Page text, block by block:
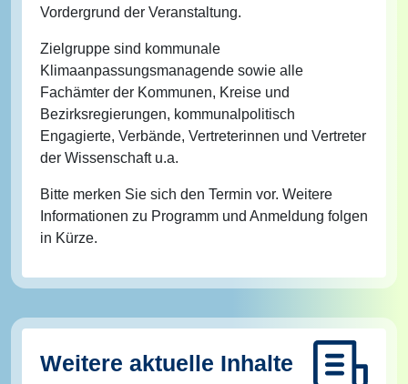
Vordergrund der Veranstaltung.
Zielgruppe sind kommunale
Klimaanpassungsmanagende sowie alle
Fachämter der Kommunen, Kreise und
Bezirksregierungen, kommunalpolitisch
Engagierte, Verbände, Vertreterinnen und Vertreter
der Wissenschaft u.a.
Bitte merken Sie sich den Termin vor. Weitere
Informationen zu Programm und Anmeldung folgen
in Kürze.
Weitere aktuelle Inhalte